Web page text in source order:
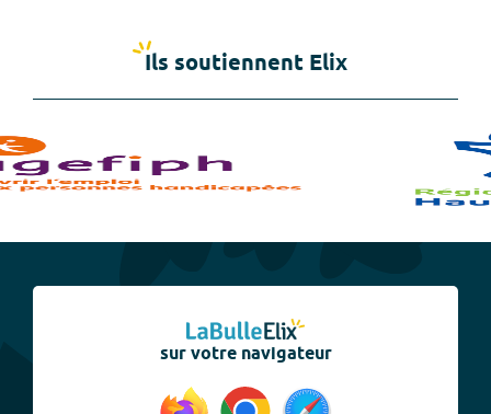
Ils soutiennent Elix
sur votre navigateur